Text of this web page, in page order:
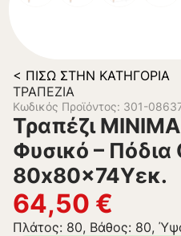
< ΠΊΣΩ ΣΤΗΝ ΚΑΤΗΓΟΡΊΑ
ΤΡΑΠΈΖΙΑ
Κωδικός Προϊόντος: 301-
Τραπέζι
Φυσικό – Πόδια
80x80x74Υεκ.
64,50 €
Πλάτος: 80, Βάθος: 80,